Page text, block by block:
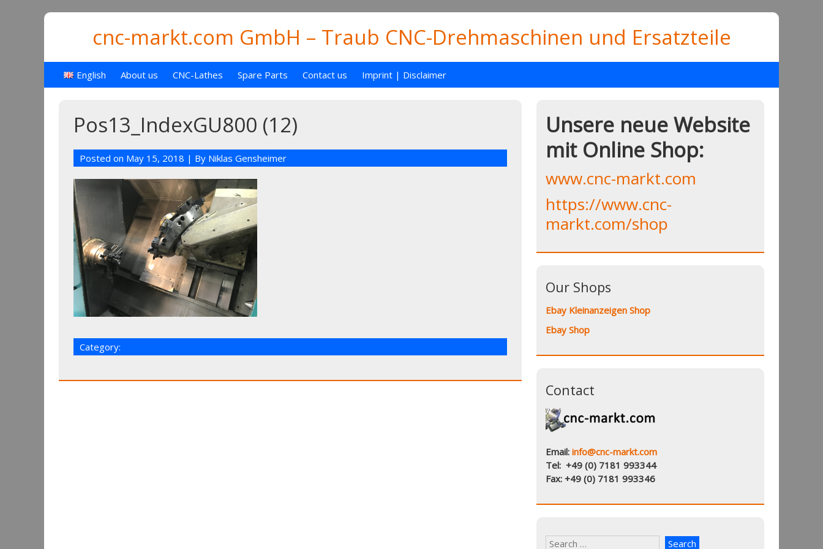
cnc-markt.com GmbH – Traub CNC-Drehmaschinen und Ersatzteile
English About us CNC-Lathes Spare Parts Contact us Imprint | Disclaimer
Pos13_IndexGU800 (12)
Posted on May 15, 2018 | By Niklas Gensheimer
Category:
Unsere neue Website
mit Online Shop:
www.cnc-markt.com
https://www.cnc-
markt.com/shop
Our Shops
Ebay Kleinanzeigen Shop
Ebay Shop
Contact
Email: info@cnc-markt.com
Tel: +49 (0) 7181 993344
Fax: +49 (0) 7181 993346